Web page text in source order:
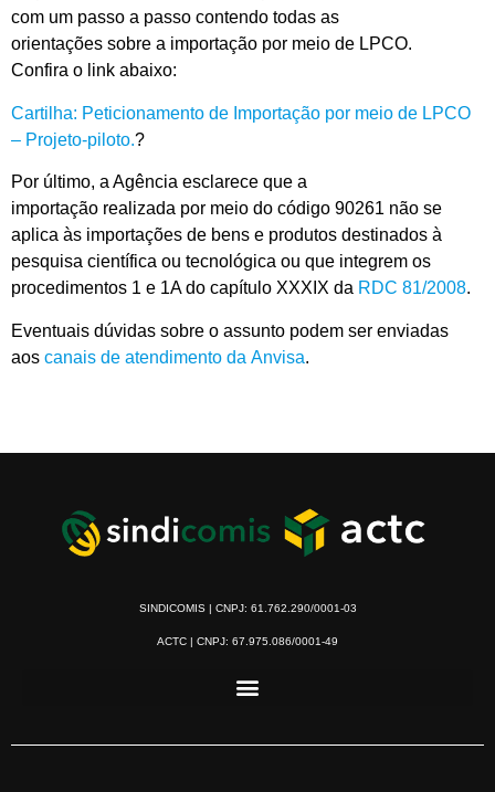
com um passo a passo contendo todas as
orientações sobre a importação por meio de LPCO.
Confira o link abaixo:
Cartilha: Peticionamento de Importação por meio de LPCO
– Projeto-piloto.?
Por último, a Agência esclarece que a
importação realizada por meio do código 90261 não se
aplica às importações de bens e produtos destinados à
pesquisa científica ou tecnológica ou que integrem os
procedimentos 1 e 1A do capítulo XXXIX da RDC 81/2008.
Eventuais dúvidas sobre o assunto podem ser enviadas
aos canais de atendimento da Anvisa.
SINDICOMIS | CNPJ: 61.762.290/0001-03
ACTC | CNPJ: 67.975.086/0001-49